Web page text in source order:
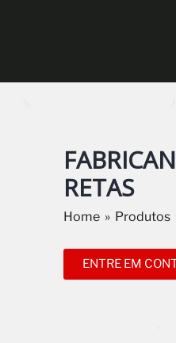
RETAS
Home » Produtos
ENTRE EM